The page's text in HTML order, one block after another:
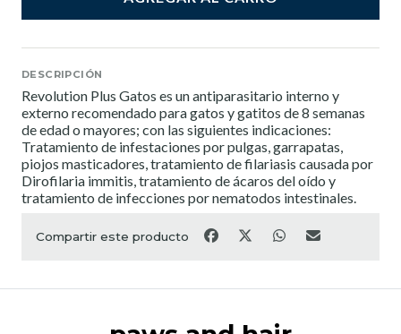
DESCRIPCIÓN
Revolution Plus Gatos es un antiparasitario interno y
externo recomendado para gatos y gatitos de 8 semanas
de edad o mayores; con las siguientes indicaciones:
Tratamiento de infestaciones por pulgas, garrapatas,
piojos masticadores, tratamiento de filariasis causada por
Dirofilaria immitis, tratamiento de ácaros del oído y
tratamiento de infecciones por nematodos intestinales.
Compartir este producto